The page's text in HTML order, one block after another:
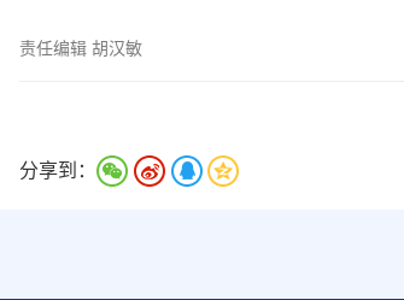
责任编辑 胡汉敏
分享到：